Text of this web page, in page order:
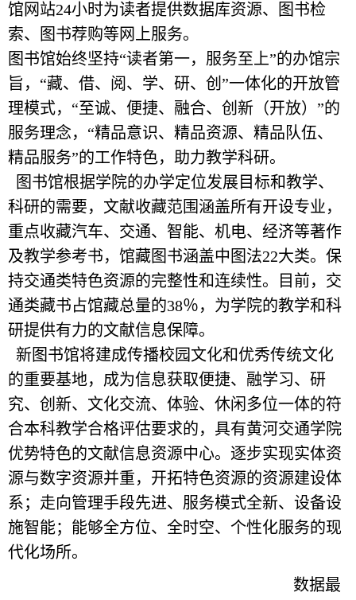
馆网站24小时为读者提供数据库资源、图书检
索、图书荐购等网上服务。
图书馆始终坚持“读者第一，服务至上”的办馆宗
旨，“藏、借、阅、学、研、创”一体化的开放管
理模式，“至诚、便捷、融合、创新（开放）”的
服务理念，“精品意识、精品资源、精品队伍、
精品服务”的工作特色，助力教学科研。
图书馆根据学院的办学定位发展目标和教学、
科研的需要，文献收藏范围涵盖所有开设专业，
重点收藏汽车、交通、智能、机电、经济等著作
及教学参考书，馆藏图书涵盖中图法22大类。保
持交通类特色资源的完整性和连续性。目前，交
通类藏书占馆藏总量的38％，为学院的教学和科
研提供有力的文献信息保障。
新图书馆将建成传播校园文化和优秀传统文化
的重要基地，成为信息获取便捷、融学习、研
究、创新、文化交流、体验、休闲多位一体的符
合本科教学合格评估要求的，具有黄河交通学院
优势特色的文献信息资源中心。逐步实现实体资
源与数字资源并重，开拓特色资源的资源建设体
系；走向管理手段先进、服务模式全新、设备设
施智能；能够全方位、全时空、个性化服务的现
代化场所。
数据最